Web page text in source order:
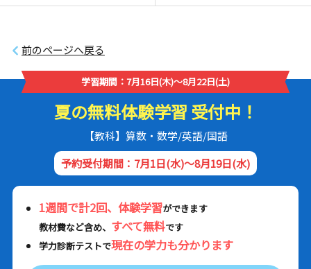
前のページへ戻る
学習期間：7月16日(木)～8月22日(土)
夏の無料体験学習 受付中！
【教科】算数・数学/英語/国語
予約受付期間：7月1日(水)～8月19日(水)
1週間で計2回、体験学習ができます
教材費など含め、 すべて無料です
学力診断テストで現在の学力も分かります